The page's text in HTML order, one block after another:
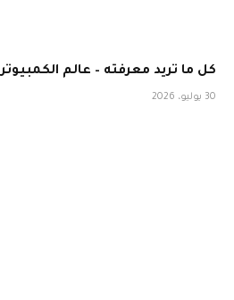
كل ما تريد معرفته – عالم الكمبيوتر
30 يوليو، 2026